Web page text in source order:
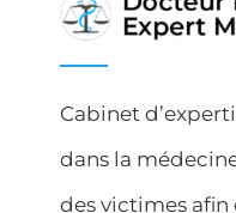
Cabinet
dans la
des victimes